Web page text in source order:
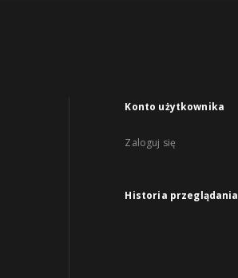
Konto użytkownika
Zaloguj się
Historia przeglądania